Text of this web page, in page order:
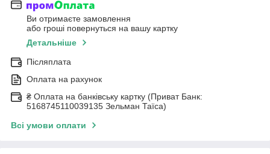
Ви отримаєте замовлення
або гроші повернуться на вашу картку
Детальніше
Післяплата
Оплата на рахунок
₴ Оплата на банківську картку (Приват Банк:
5168745110039135 Зельман Таїса)
Всі умови оплати